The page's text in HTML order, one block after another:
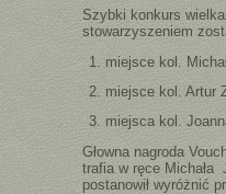
Szybki konkurs
stowarzyszeniem
miejsce kol.
miejsce kol. Artur
miejsca kol.
Głowna nagroda
trafia w ręce Michała
postanowił wyróżnić